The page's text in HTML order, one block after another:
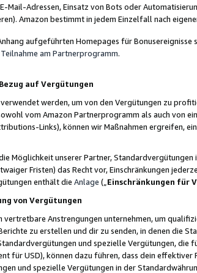
Mail-Adressen, Einsatz von Bots oder
Amazon bestimmt in jedem Einzelfall nach
aufgeführten Homepages für
am Partnerprogramm.
auf Vergütungen
werden, um von den Vergütungen zu
vom Amazon Partnerprogramm als auch von
Links), können wir Maßnahmen ergreifen,
Möglichkeit unserer Partner,
Fristen) das Recht vor, Einschränkungen
enthält die Anlage („ Einschränkungen für
von Vergütungen
Anstrengungen unternehmen, um
zu erstellen und dir zu senden, in denen die
und spezielle Vergütungen, die
für USD), können dazu führen, dass dein
und spezielle Vergütungen in der